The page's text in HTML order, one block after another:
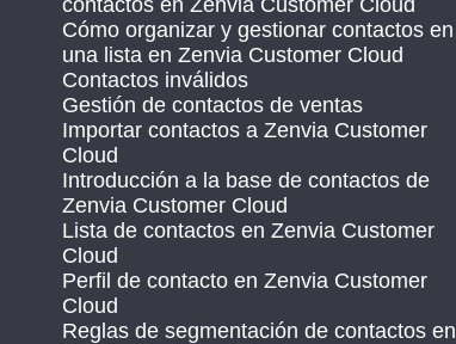
contactos en Zenvia Customer Cloud
Cómo organizar y gestionar contactos en
una lista en Zenvia Customer Cloud
Contactos inválidos
Gestión de contactos de ventas
Importar contactos a Zenvia Customer
Cloud
Introducción a la base de contactos de
Zenvia Customer Cloud
Lista de contactos en Zenvia Customer
Cloud
Perfil de contacto en Zenvia Customer
Cloud
Reglas de segmentación de contactos en